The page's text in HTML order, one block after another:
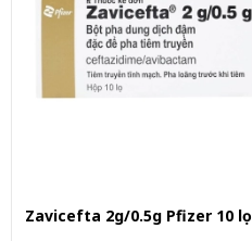
Zavicefta 2g/0.5g Pfizer 10 lọ